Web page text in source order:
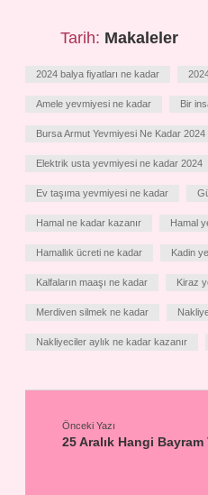
Tarih: Makaleler
2024 balya fiyatları ne kadar
Amele yevmiyesi ne kadar Bir
Bursa Armut Yevmiyesi Ne Kadar 2024
Elektrik usta yevmiyesi ne kadar 2024
Ev taşıma yevmiyesi ne kadar
Hamal ne kadar kazanır Hamal
Hamallık ücreti ne kadar Kadin
Kalfaların maaşı ne kadar Kiraz
Merdiven silmek ne kadar
Nakliyeciler aylık ne kadar kazanır
Önceki Yazı
25 Aralık Hangi Bayram